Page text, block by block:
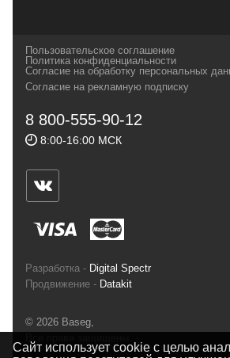
и взыскательных путешественников,
спортсменов и отдыхающих.
Геннадьевич
ИНН 590300057023 ОГРН
ул.Советская, 25, магазин Басег.
Тел./факс (342) 2101242
Пользовательское соглашение
Политика конфиденциальности
Согласие на обработку персональных
Согласие на рекламную подписку
8 800-555-90-12
8:00-16:00 МСК
Разработка - Digital Spectr
Продвижение - Datakit
© 2026 Baseg,
Сайт использует cookie с целью